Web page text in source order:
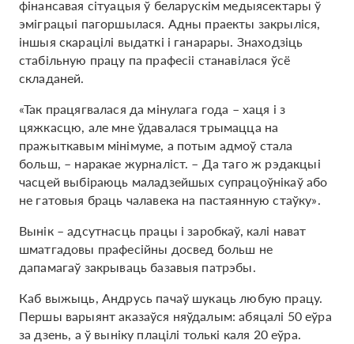
фінансавая сітуацыя ў беларускім медыясектары ў
эміграцыі пагоршылася. Адны праекты закрыліся,
іншыя скарацілі выдаткі і ганарары. Знаходзіць
стабільную працу па прафесіі станавілася ўсё
складаней.
«Так працягвалася да мінулага года – хаця і з
цяжкасцю, але мне ўдавалася трымацца на
пражыткавым мінімуме, а потым адмоў стала
больш, – наракае журналіст. – Да таго ж рэдакцыі
часцей выбіраюць маладзейшых супрацоўнікаў або
не гатовыя браць чалавека на пастаянную стаўку».
Вынік – адсутнасць працы і заробкаў, калі нават
шматгадовы прафесійны досвед больш не
дапамагаў закрываць базавыя патрэбы.
Каб выжыць, Андрусь пачаў шукаць любую працу.
Першы варыянт аказаўся няўдалым: абяцалі 50 еўра
за дзень, а ў выніку плацілі толькі каля 20 еўра.